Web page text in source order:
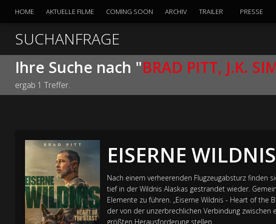
SUCHANFRAGE
Ihre Suche nach "BRAD PITT, J.K.
ergab 1 Treffer.
EISERNE
Nach einem verheerenden Flugzeugabsturz finden
tief in der Wildnis Alaskas gestrandet wieder.
Elemente zu führen. „Eiserne Wildnis - Heart of the
der von der unzerbrechlichen Verbindung
größten Herausforderung stellen.
HOME AKTUELLE FILME COMING SOON ARCHIV TRAILER PRESSE